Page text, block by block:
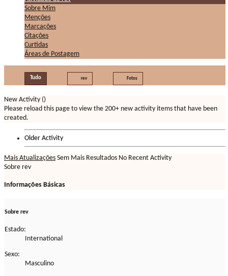
Sobre Mim
Menções
Marcações
Citações
Curtidas
Áreas de Postagem
Tudo rev Fotos
New Activity ()
Please reload this page to view the 200+ new activity items that have been
created.
Older Activity
Mais Atualizações Sem Mais Resultados No Recent Activity
Sobre rev
Informações Básicas
Sobre rev
Estado:
International
Sexo:
Masculino